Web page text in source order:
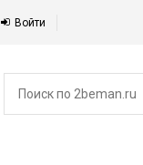
Войти